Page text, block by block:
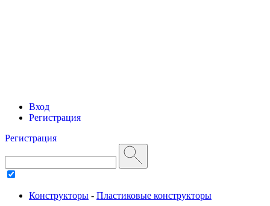
Вход
Регистрация
Регистрация
Конструкторы - Пластиковые конструкторы